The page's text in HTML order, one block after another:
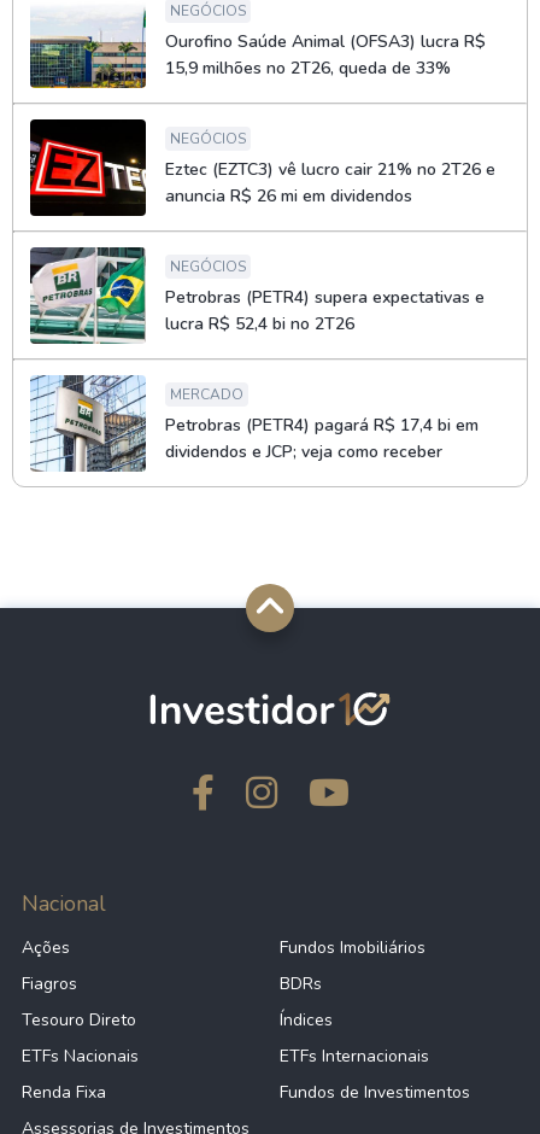
NEGÓCIOS
Ourofino Saúde Animal (OFSA3) lucra R$
15,9 milhões no 2T26, queda de 33%
NEGÓCIOS
Eztec (EZTC3) vê lucro cair 21% no 2T26 e
anuncia R$ 26 mi em dividendos
NEGÓCIOS
Petrobras (PETR4) supera expectativas e
lucra R$ 52,4 bi no 2T26
MERCADO
Petrobras (PETR4) pagará R$ 17,4 bi em
dividendos e JCP; veja como receber
Nacional
Ações
Fundos Imobiliários
Fiagros
BDRs
Tesouro Direto
Índices
ETFs Nacionais
ETFs Internacionais
Renda Fixa
Fundos de Investimentos
Assessorias de Investimentos